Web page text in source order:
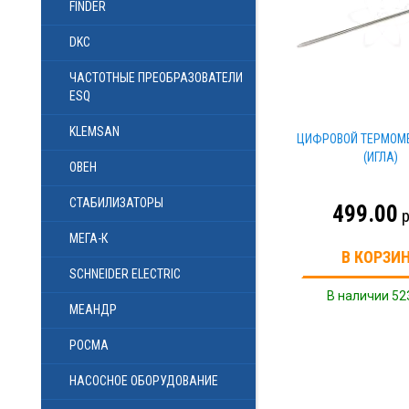
FINDER
DKC
ЧАСТОТНЫЕ ПРЕОБРАЗОВАТЕЛИ
ESQ
KLEMSAN
ОВЕН
СТАБИЛИЗАТОРЫ
МЕГА-К
SCHNEIDER ELECTRIC
МЕАНДР
РОСМА
НАСОСНОЕ ОБОРУДОВАНИЕ
ЦИФРОВОЙ
(ИГЛА)
499.00
В
В наличии